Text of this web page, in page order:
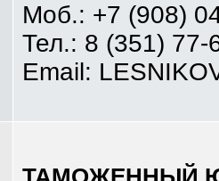
Моб.: +7 (908)
Тел.: 8 (351) 77-
Email: